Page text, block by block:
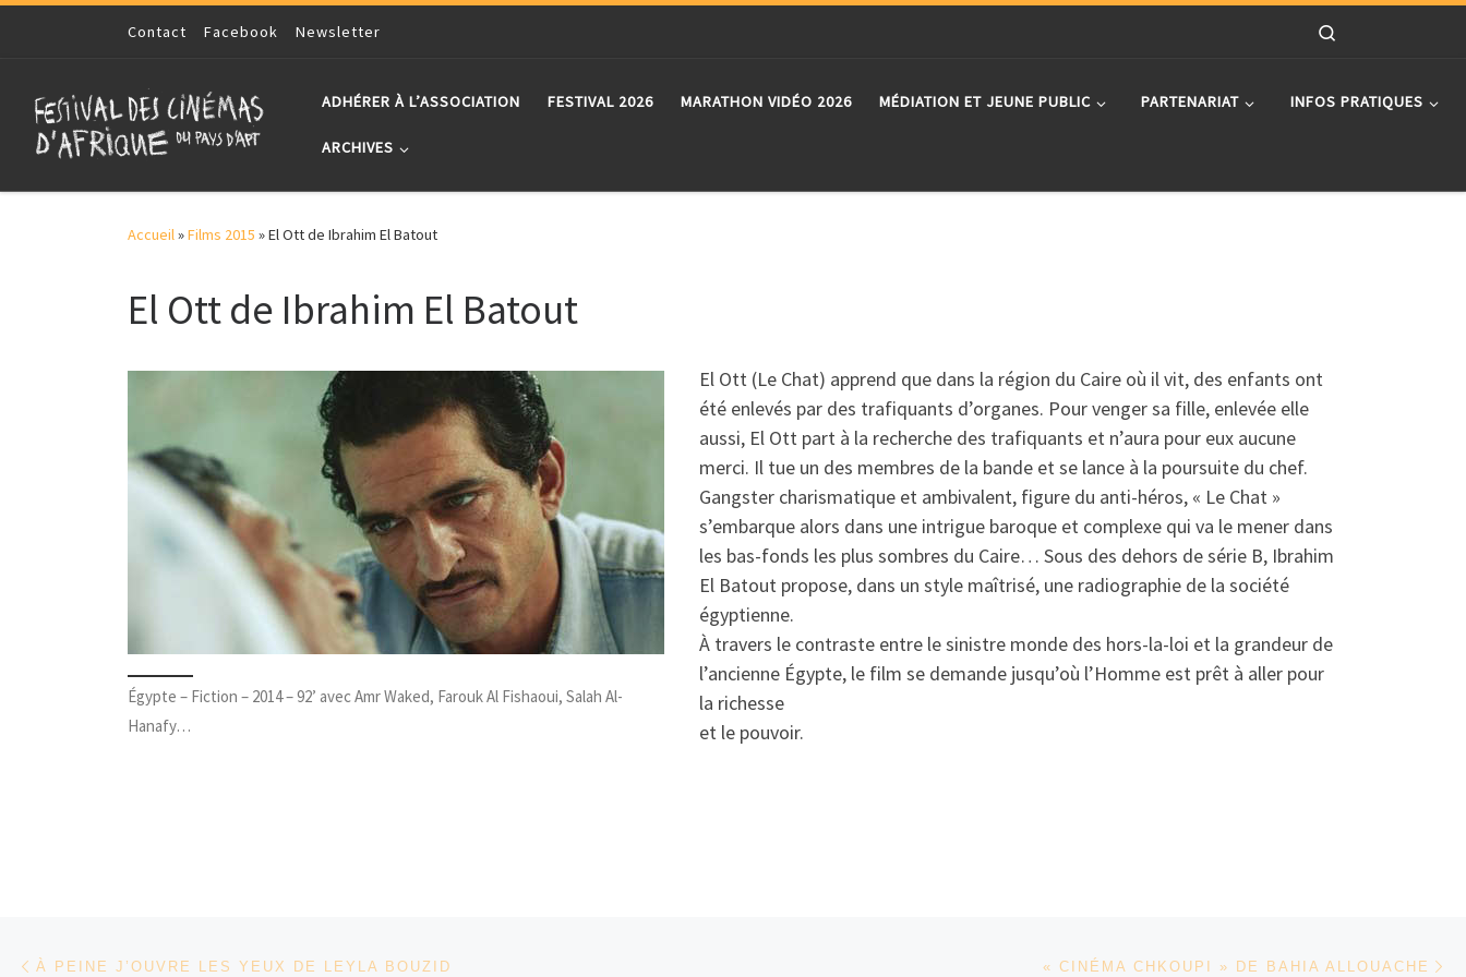
Skip to contentContact Facebook Newsletter
ADHÉRER À L’ASSOCIATION FESTIVAL 2026 MARATHON VIDÉO 2026 MÉDIATION ET JEUNE PUBLIC PARTENARIAT INFOS PRATIQUES
ARCHIVES
Accueil»Films 2015 »El Ott de Ibrahim El Batout
El Ott de Ibrahim El Batout
Égypte – Fiction – 2014 – 92’ avec Amr Waked, Farouk Al Fishaoui, Salah Al-
Hanafy…
El Ott (Le Chat) apprend que dans la région du Caire où il vit, des enfants ont
été enlevés par des trafiquants d’organes. Pour venger sa fille, enlevée elle
aussi, El Ott part à la recherche des trafiquants et n’aura pour eux aucune
merci. Il tue un des membres de la bande et se lance à la poursuite du chef.
Gangster charismatique et ambivalent, figure du anti-héros, « Le Chat »
s’embarque alors dans une intrigue baroque et complexe qui va le mener dans
les bas-fonds les plus sombres du Caire… Sous des dehors de série B, Ibrahim
El Batout propose, dans un style maîtrisé, une radiographie de la société
égyptienne.
À travers le contraste entre le sinistre monde des hors-la-loi et la grandeur de
l’ancienne Égypte, le film se demande jusqu’où l’Homme est prêt à aller pour
la richesse
et le pouvoir.
Parcourir les articles
À PEINE J’OUVRE LES YEUX DE LEYLA BOUZID « CINÉMA CHKOUPI » DE BAHIA ALLOUACHE